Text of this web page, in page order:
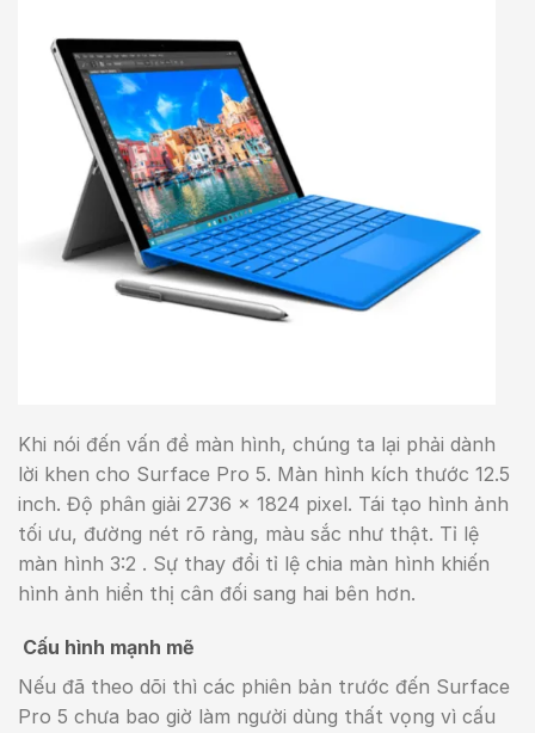
Khi nói đến vấn đề màn hình, chúng ta lại phải dành
lời khen cho Surface Pro 5. Màn hình kích thước 12.5
inch. Độ phân giải 2736 x 1824 pixel. Tái tạo hình ảnh
tối ưu, đường nét rõ ràng, màu sắc như thật. Tỉ lệ
màn hình 3:2 . Sự thay đổi tỉ lệ chia màn hình khiến
hình ảnh hiển thị cân đối sang hai bên hơn.
Cấu hình mạnh mẽ
Nếu đã theo dõi thì các phiên bản trước đến Surface
Pro 5 chưa bao giờ làm người dùng thất vọng vì cấu